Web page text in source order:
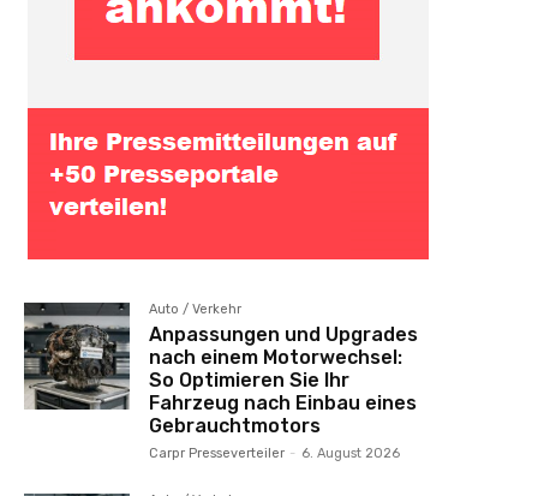
Auto / Verkehr
Anpassungen und Upgrades
nach einem Motorwechsel:
So Optimieren Sie Ihr
Fahrzeug nach Einbau eines
Gebrauchtmotors
Carpr Presseverteiler - 6. August 2026